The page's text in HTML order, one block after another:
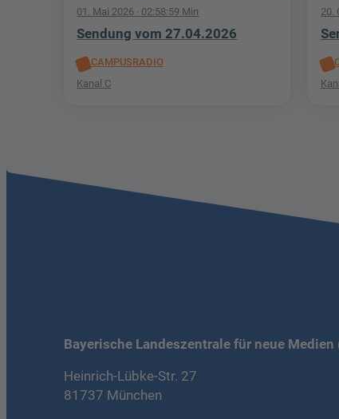
01. Mai 2026 · 02:58:59 Min
Sendung vom 27.04.2026
CAMPUSRADIO
Kanal C
20.
Bayerische Landeszentrale für neue Medien
Heinrich-Lübke-Str. 27
81737 München